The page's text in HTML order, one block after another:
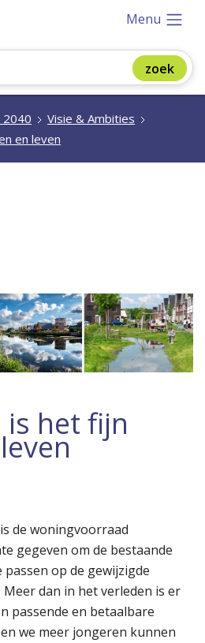
Menu
2040
Visie & Ambities
en leven
is het fijn
de woningvoorraad
gegeven om de bestaande
op de gewijzigde
dan in het verleden is er
passende en betaalbare
we meer jongeren kunnen